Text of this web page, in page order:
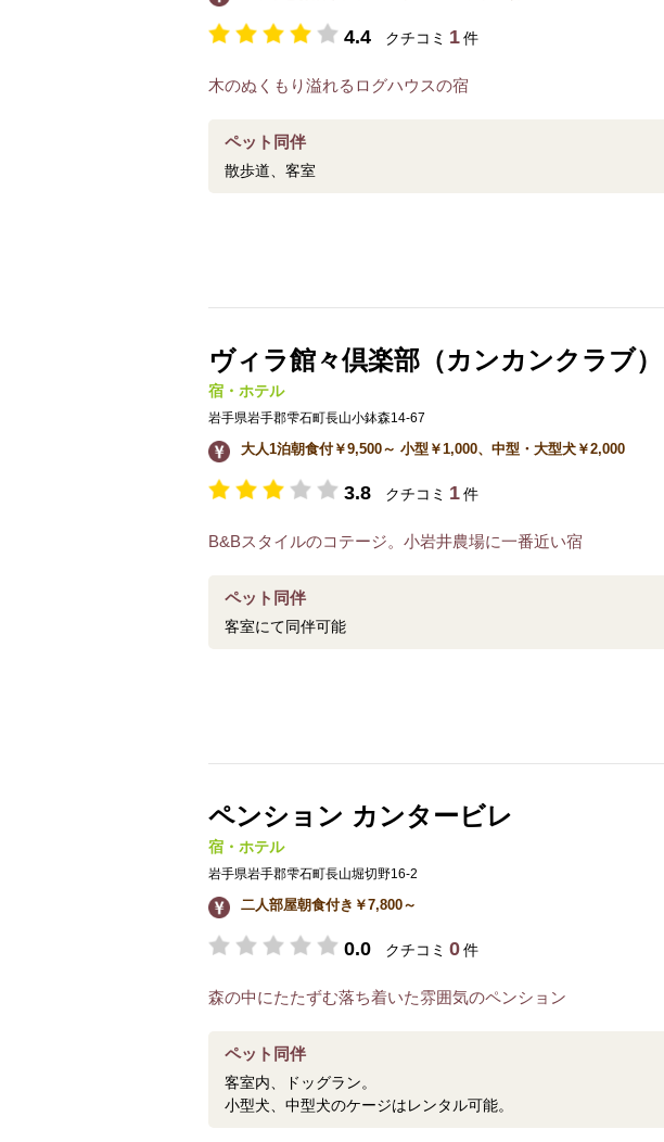
4.4 クチコミ 1件
木のぬくもり溢れるログハウスの宿
ペット同伴
散歩道、客室
ヴィラ館々倶楽部（カンカンクラブ）
宿・ホテル
岩手県岩手郡雫石町長山小鉢森14-67
大人1泊朝食付￥9,500～ 小型￥1,000、中型・大型犬￥2,000
3.8 クチコミ 1件
B&Bスタイルのコテージ。小岩井農場に一番近い宿
ペット同伴
客室にて同伴可能
ペンション カンタービレ
宿・ホテル
岩手県岩手郡雫石町長山堀切野16-2
二人部屋朝食付き￥7,800～
0.0 クチコミ 0件
森の中にたたずむ落ち着いた雰囲気のペンション
ペット同伴
客室内、ドッグラン。
小型犬、中型犬のケージはレンタル可能。